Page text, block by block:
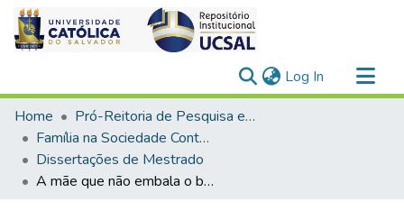
Log In (current)
Communities & Collections
All of DSpace
Statistics
Home
Pró-Reitoria de Pesquisa e Pós-Graduação > Stricto Sensu
Família na Sociedade Contemporânea
Dissertações de Mestrado
A mãe que não embala o berço: um estudo de caso de duas gerações de mães abandonantes